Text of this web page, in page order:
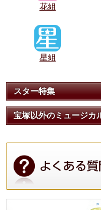
花組
星組
スター特集
宝塚以外のミュージカ